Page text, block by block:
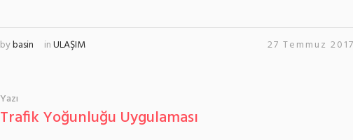
bybasin inULAŞIM 27 Temmuz
Yazı
Trafik Yoğunluğu Uygulaması